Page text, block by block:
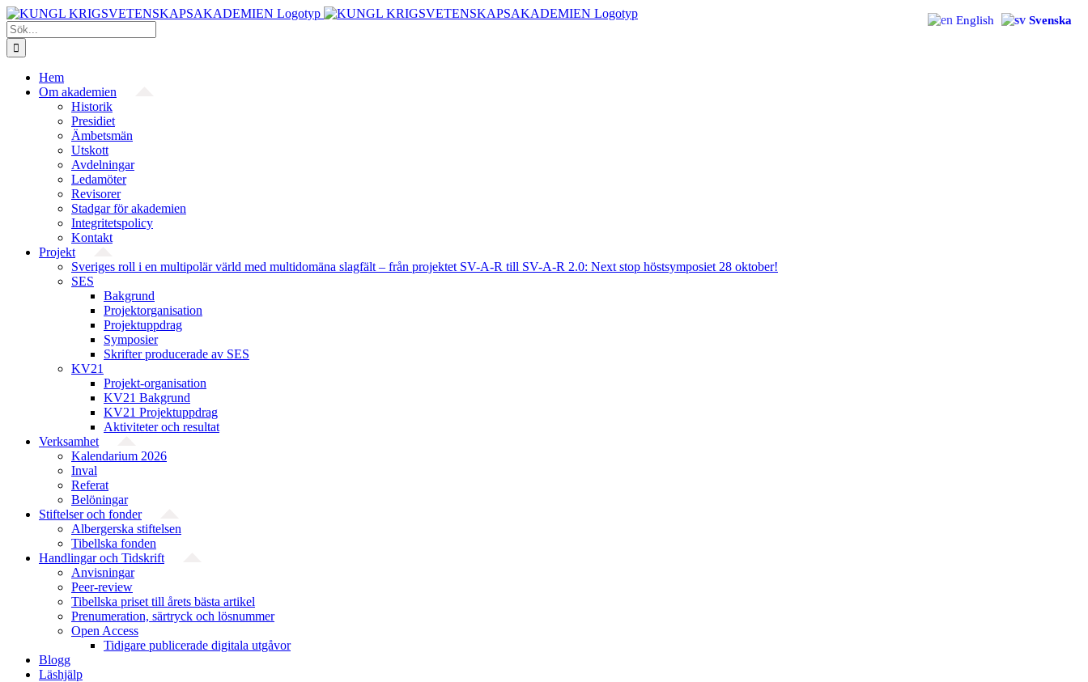
Fortsätt
till
innehållet
Sök
efter:
Hem
Om akademien
Historik
Presidiet
Ämbetsmän
Utskott
Avdelningar
Ledamöter
Revisorer
Stadgar för akademien
Integritetspolicy
Kontakt
Projekt
Sveriges roll i en multipolär värld med multidomäna slagfält – från projektet SV-A-R till SV-A-R 2.0: Next stop höstsymposiet 28 oktober!
SES
Bakgrund
Projekt­organisation
Projektuppdrag
Symposier
Skrifter producerade av SES
KV21
Projekt-organisation
KV21 Bakgrund
KV21 Projektuppdrag
Aktiviteter och resultat
Verksamhet
Kalendarium 2026
Inval
Referat
Belöningar
Stiftelser och fonder
Albergerska stiftelsen
Tibellska fonden
Handlingar och Tidskrift
Anvisningar
Peer-review
Tibellska priset till årets bästa artikel
Prenumeration, särtryck och lösnummer
Open Access
Tidigare publicerade digitala utgåvor
Blogg
Läshjälp
English Svenska